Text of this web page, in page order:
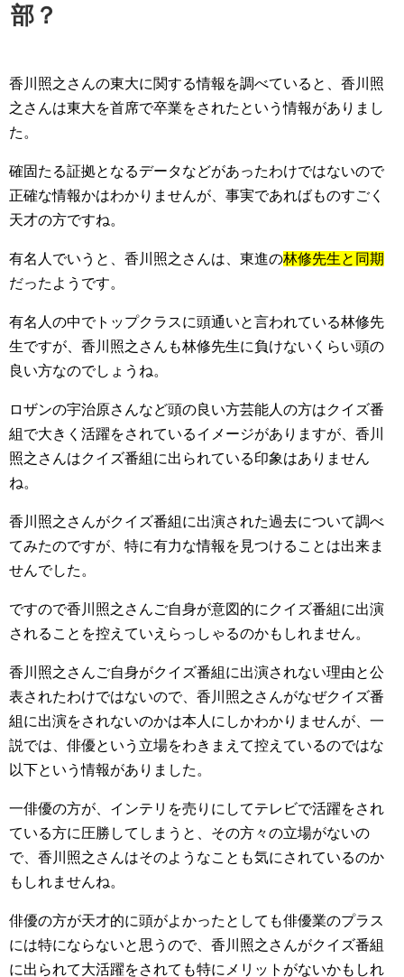
部？
香川照之さんの東大に関する情報を調べていると、香川照
之さんは東大を首席で卒業をされたという情報がありまし
た。
確固たる証拠となるデータなどがあったわけではないので
正確な情報かはわかりませんが、事実であればものすごく
天才の方ですね。
有名人でいうと、香川照之さんは、東進の林修先生と同期
だったようです。
有名人の中でトップクラスに頭通いと言われている林修先
生ですが、香川照之さんも林修先生に負けないくらい頭の
良い方なのでしょうね。
ロザンの宇治原さんなど頭の良い方芸能人の方はクイズ番
組で大きく活躍をされているイメージがありますが、香川
照之さんはクイズ番組に出られている印象はありません
ね。
香川照之さんがクイズ番組に出演された過去について調べ
てみたのですが、特に有力な情報を見つけることは出来ま
せんでした。
ですので香川照之さんご自身が意図的にクイズ番組に出演
されることを控えていえらっしゃるのかもしれません。
香川照之さんご自身がクイズ番組に出演されない理由と公
表されたわけではないので、香川照之さんがなぜクイズ番
組に出演をされないのかは本人にしかわかりませんが、一
説では、俳優という立場をわきまえて控えているのではな
以下という情報がありました。
一俳優の方が、インテリを売りにしてテレビで活躍をされ
ている方に圧勝してしまうと、その方々の立場がないの
で、香川照之さんはそのようなことも気にされているのか
もしれませんね。
俳優の方が天才的に頭がよかったとしても俳優業のプラス
には特にならないと思うので、香川照之さんがクイズ番組
に出られて大活躍をされても特にメリットがないかもしれ